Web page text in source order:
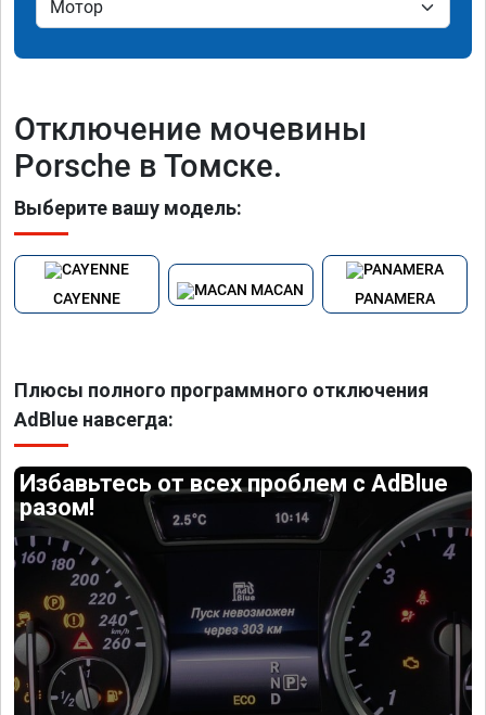
Отключение мочевины
Porsche в Томске.
Выберите вашу модель:
CAYENNE
MACAN
PANAMERA
Плюсы полного программного отключения
AdBlue навсегда:
Избавьтесь от всех проблем с AdBlue
разом!